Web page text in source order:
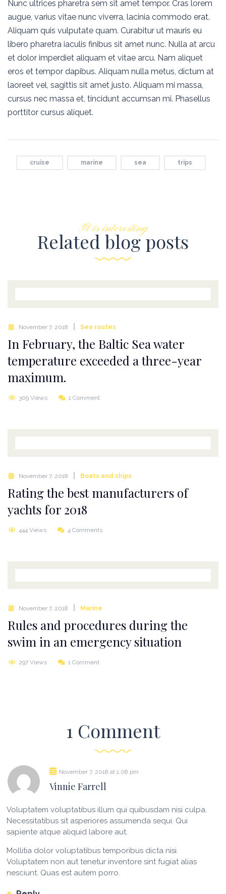
Nunc ultrices pharetra sem sit amet tempor. Cras lorem
augue, varius vitae nunc viverra, lacinia commodo erat.
Aliquam quis vulputate quam. Curabitur ut mauris eu
libero pharetra iaculis finibus sit amet nunc. Nulla at arcu
et dolor imperdiet aliquam et vitae arcu. Nam aliquet
eros et tempor dapibus. Aliquam nulla metus, dictum at
laoreet vel, sagittis sit amet justo. Aliquam mi massa,
cursus nec massa et, tincidunt accumsan mi. Phasellus
porttitor cursus aliquet.
cruise marine sea trips
It is interesting
Related blog posts
November 7, 2018 Sea routes
In February, the Baltic Sea water
temperature exceeded a three-year
maximum.
309 Views 1 Comment
November 7, 2018 Boats and ships
Rating the best manufacturers of
yachts for 2018
444 Views 4 Comments
November 7, 2018 Marine
Rules and procedures during the
swim in an emergency situation
297 Views 1 Comment
1 Comment
November 7, 2018 at 1:08 pm
Vinnie Farrell
Voluptatem voluptatibus illum qui quibusdam nisi culpa.
Necessitatibus sit asperiores assumenda sequi. Qui
sapiente atque aliquid labore aut.
Mollitia dolor voluptatibus temporibus dicta nisi.
Voluptatem non aut tenetur inventore sint fugiat alias
nesciunt. Quas est autem porro.